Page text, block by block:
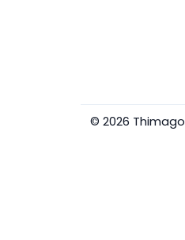
© 2026 Thimago